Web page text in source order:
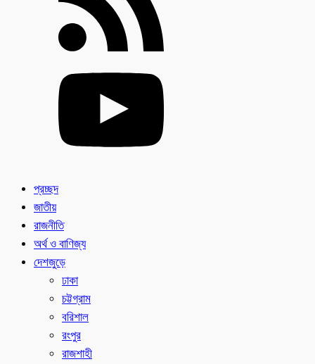
প্রচ্ছদ
জাতীয়
রাজনীতি
অর্থ ও বাণিজ্য
দেশজুড়ে
ঢাকা
চট্টগ্রাম
বরিশাল
রংপুর
রাজশাহী